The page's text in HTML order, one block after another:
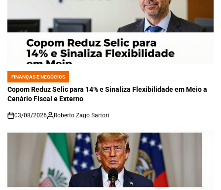
POSTED
IN
FINANÇAS E NEGÓCIOS
Copom Reduz Selic para 14% e Sinaliza Flexibilidade em Meio a
Cenário Fiscal e Externo
on
03/08/2026 Roberto Zago Sartori